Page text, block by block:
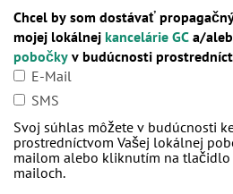
Chcel by som dostávať
mojej lokálnej kancelárie GC a/
pobočky v budúcnosti
E-Mail
SMS
Svoj súhlas môžete v budúcnosti
prostredníctvom Vašej lokálnej
mailom alebo kliknutím na tlačidlo
mailoch.